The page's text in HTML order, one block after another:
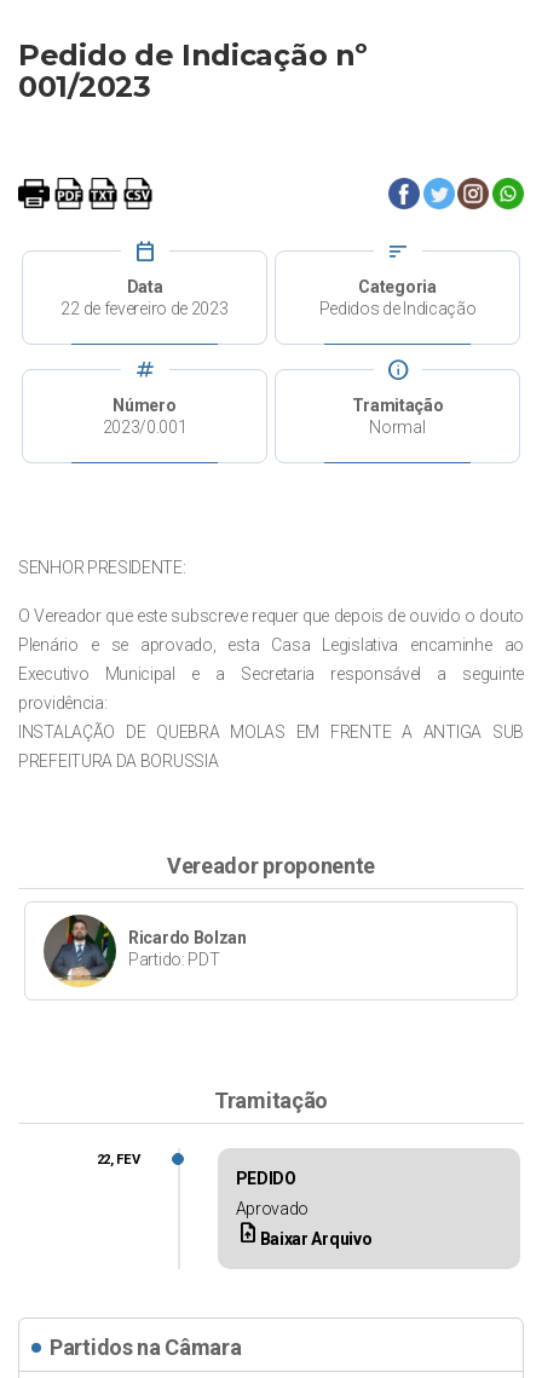
Pedido de Indicação nº
001/2023
calendar_today
Data
22 de fevereiro de 2023
sort
Categoria
Pedidos de Indicação
tag
Número
2023/0.001
info
Tramitação
Normal
SENHOR PRESIDENTE:
O Vereador que este subscreve requer que depois de ouvido o douto
Plenário e se aprovado, esta Casa Legislativa encaminhe ao
Executivo Municipal e a Secretaria responsável a seguinte
providência:
INSTALAÇÃO DE QUEBRA MOLAS EM FRENTE A ANTIGA SUB
PREFEITURA DA BORUSSIA
Vereador proponente
Ricardo Bolzan
Partido: PDT
Tramitação
PEDIDO
Aprovado
upload_file Baixar Arquivo
22, FEV
Partidos na Câmara